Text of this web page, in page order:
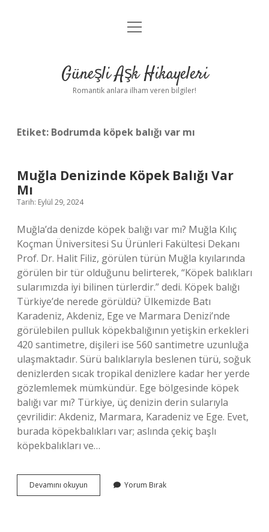
Anasayfa
Yasal Uyarı
menüyü
Güneşli Aşk Hikayeleri
Romantik anlara ilham veren bilgiler!
Etiket: Bodrumda köpek balığı var mı
Muğla Denizinde Köpek Balığı Var
Mı
Tarih: Eylül 29, 2024
Muğla’da denizde köpek balığı var mı? Muğla Kılıç
Koçman Üniversitesi Su Ürünleri Fakültesi Dekanı
Prof. Dr. Halit Filiz, görülen türün Muğla kıyılarında
görülen bir tür olduğunu belirterek, “Köpek balıkları
sularımızda iyi bilinen türlerdir.” dedi. Köpek balığı
Türkiye’de nerede görüldü? Ülkemizde Batı
Karadeniz, Akdeniz, Ege ve Marmara Denizi’nde
görülebilen pulluk köpekbalığının yetişkin erkekleri
420 santimetre, dişileri ise 560 santimetre uzunluğa
ulaşmaktadır. Sürü balıklarıyla beslenen türü, soğuk
denizlerden sıcak tropikal denizlere kadar her yerde
gözlemlemek mümkündür. Ege bölgesinde köpek
balığı var mı? Türkiye, üç denizin derin sularıyla
çevrilidir: Akdeniz, Marmara, Karadeniz ve Ege. Evet,
burada köpekbalıkları var; aslında çekiç başlı
köpekbalıkları ve…
Devamını okuyun
Denizinde
Yorum Bırak